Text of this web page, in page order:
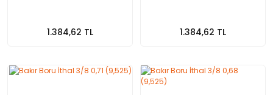
1.384,62 TL 1.384,62 TL